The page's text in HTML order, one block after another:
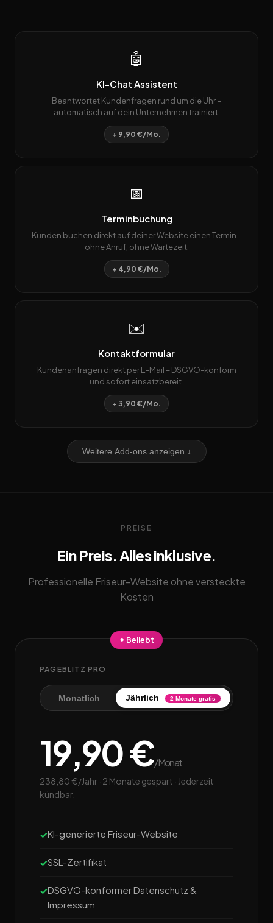
🤖
KI-Chat Assistent
Beantwortet Kundenfragen rund um die Uhr –
automatisch auf dein Unternehmen trainiert.
+ 9,90 €/Mo.
📅
Terminbuchung
Kunden buchen direkt auf deiner Website einen Termin –
ohne Anruf, ohne Wartezeit.
+ 4,90 €/Mo.
✉️
Kontaktformular
Kundenanfragen direkt per E-Mail – DSGVO-konform
und sofort einsatzbereit.
+ 3,90 €/Mo.
Weitere Add-ons anzeigen ↓
PREISE
Ein Preis. Alles inklusive.
Professionelle Friseur-Website ohne versteckte
Kosten
✦ Beliebt
PAGEBLITZ PRO
Monatlich Jährlich 2 Monate gratis
19,90 €/Monat
238,80 €/Jahr · 2 Monate gespart · Jederzeit
kündbar.
KI-generierte Friseur-Website
SSL-Zertifikat
DSGVO-konformer Datenschutz &
Impressum